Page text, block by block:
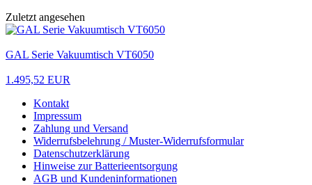
Zuletzt angesehen
GAL Serie Vakuumtisch VT6050
1.495,52 EUR
Kontakt
Impressum
Zahlung und Versand
Widerrufsbelehrung / Muster-Widerrufsformular
Datenschutzerklärung
Hinweise zur Batterieentsorgung
AGB und Kundeninformationen